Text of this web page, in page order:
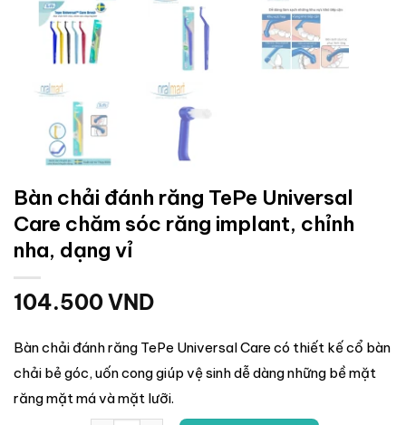
Bàn chải đánh răng TePe Universal
Care chăm sóc răng implant, chỉnh
nha, dạng vỉ
104.500VND
Bàn chải đánh răng TePe Universal Care có thiết kế cổ bàn
chải bẻ góc, uốn cong giúp vệ sinh dễ dàng những bề mặt
răng mặt má và mặt lưỡi.